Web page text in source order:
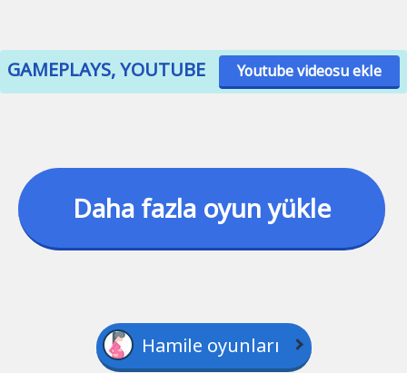
GAMEPLAYS, YOUTUBE Youtube videosu ekle
Daha fazla oyun yükle
Hamile oyunları